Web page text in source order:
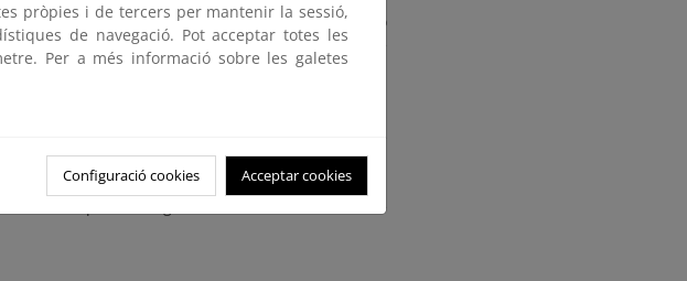
procedimiento de información pública del mismo
del día siguiente al de la publicación de este
interesado pueda comparecer en el expediente,
de dominio público marítimo-terrestre y de su
19, para salvaguardar la salud de todos, se
pròpies i de tercers per mantenir la sessió,
de navegació. Pot acceptar totes les
Per a més informació sobre les galetes
Configuració cookies Acceptar cookies